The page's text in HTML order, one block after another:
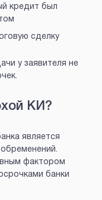
кредит был
сделку
у заявителя не
КИ?
является
фактором
банки